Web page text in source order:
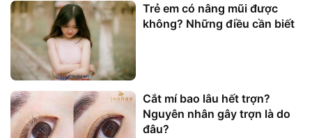
Trẻ em có nâng mũi được
không? Những điều cần biết
Cắt mí bao lâu hết trợn?
Nguyên nhân gây trợn là do
đâu?